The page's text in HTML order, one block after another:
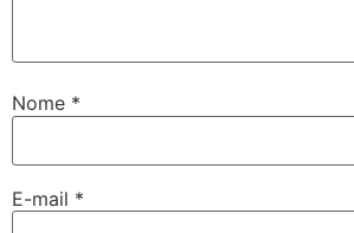
Nome *
E-mail *